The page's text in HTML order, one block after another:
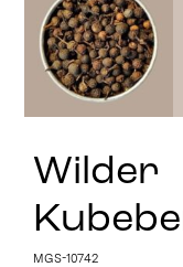
Wilder
MGS-10742